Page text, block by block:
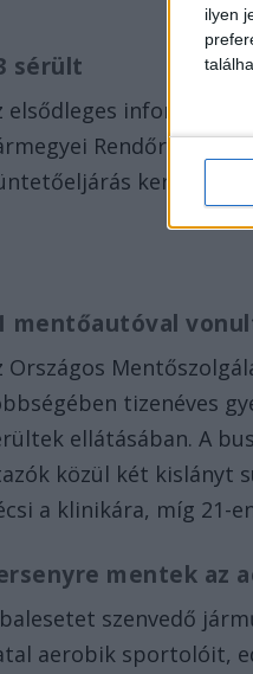
ilyen
sérült
elsődleges
Rendőr-
keretében
mentőautóval
Országos
tizenéves
ellátásában. A
közül két kislányt
a klinikára, míg 21-
mentek az
szenvedő
aerobik sportolóit,